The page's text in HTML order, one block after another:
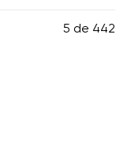
5 de 442